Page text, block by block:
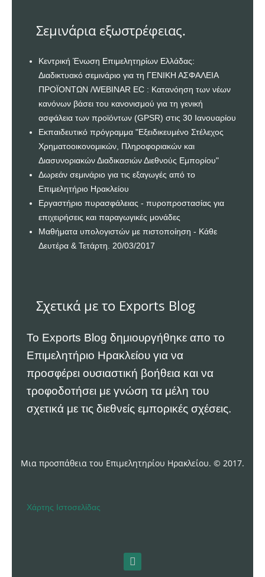
Σεμινάρια εξωστρέφειας.
Κεντρική Ένωση Επιμελητηρίων Ελλάδας:
Διαδικτυακό σεμινάριο για τη ΓΕΝΙΚΗ ΑΣΦΑΛΕΙΑ
ΠΡΟΪΟΝΤΩΝ /WEBINAR EC : Κατανόηση των νέων
κανόνων βάσει του κανονισμού για τη γενική
ασφάλεια των προϊόντων (GPSR) στις 30 Ιανουαρίου
Εκπαιδευτικό πρόγραμμα "Εξειδικευμένο Στέλεχος
Χρηματοοικονομικών, Πληροφοριακών και
Διασυνοριακών Διαδικασιών Διεθνούς Εμπορίου"
Δωρεάν σεμινάριο για τις εξαγωγές από το
Επιμελητήριο Ηρακλείου
Εργαστήριο πυρασφάλειας - πυροπροστασίας για
επιχειρήσεις και παραγωγικές μονάδες
Μαθήματα υπολογιστών με πιστοποίηση - Κάθε
Δευτέρα & Τετάρτη. 20/03/2017
Σχετικά με το Exports Blog
Το Exports Blog δημιουργήθηκε απο το
Επιμελητήριο Ηρακλείου για να
προσφέρει ουσιαστική βοήθεια και να
τροφοδοτήσει με γνώση τα μέλη του
σχετικά με τις διεθνείς εμπορικές σχέσεις.
Μια προσπάθεια του Επιμελητηρίου Ηρακλείου. © 2017.
Χάρτης Ιστοσελίδας